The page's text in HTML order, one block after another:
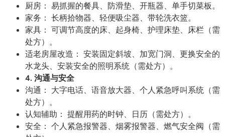
厨房： 易抓握的餐具、防滑垫、开瓶器、单手切菜板。
家务： 长柄拾物器、轻便吸尘器、带轮洗衣篮。
家具： 可调节高度的床、起身椅、护理床垫、床栏（需
处方）。
适老房屋改造： 安装固定斜坡、加宽门洞、更换安全的
水龙头、安装安全的照明系统（需处方）。
4. 沟通与安全
沟通： 大字电话、语音放大器、个人紧急呼叫系统（需
处方）。
认知辅助： 提醒用药的时钟、日历（需处方）。
安全： 个人紧急报警器、烟雾报警器、燃气安全阀（需